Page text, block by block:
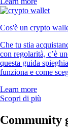
Cos'è un crypto
Che tu stia
con regolarità, c’è
questa guida
funziona e come
Learn more
Scopri di più
Community